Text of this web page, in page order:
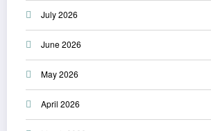
July 2026
June 2026
May 2026
April 2026